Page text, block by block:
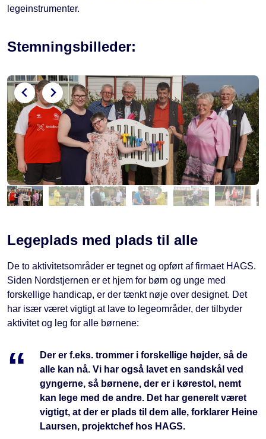
legeinstrumenter.
Stemningsbilleder:
Legeplads med plads til alle
De to aktivitetsområder er tegnet og opført af firmaet HAGS.
Siden Nordstjernen er et hjem for børn og unge med
forskellige handicap, er der tænkt nøje over designet. Det
har især været vigtigt at lave to legeområder, der tilbyder
aktivitet og leg for alle børnene:
Der er f.eks. trommer i forskellige højder, så de
alle kan nå. Vi har også lavet en sandskål ved
gyngerne, så børnene, der er i kørestol, nemt
kan lege med de andre. Det har generelt været
vigtigt, at der er plads til dem alle, forklarer Heine
Laursen, projektchef hos HAGS.